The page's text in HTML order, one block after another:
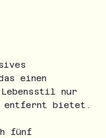
einen
Lebensstil nur
entfernt bietet.
fünf